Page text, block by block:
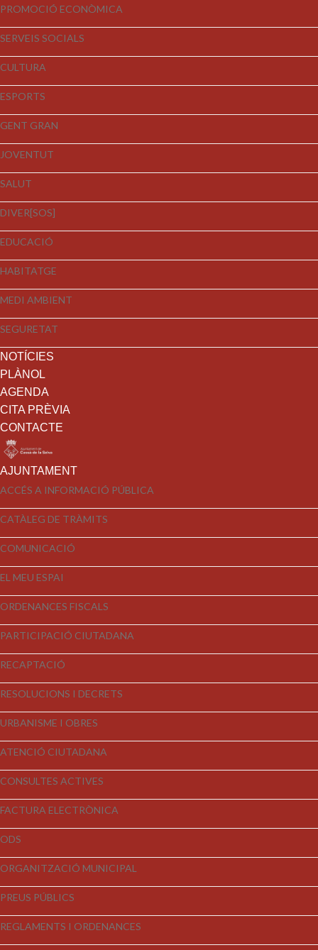
PROMOCIÓ ECONÒMICA
SERVEIS SOCIALS
CULTURA
ESPORTS
GENT GRAN
JOVENTUT
SALUT
DIVER[SOS]
EDUCACIÓ
HABITATGE
MEDI AMBIENT
SEGURETAT
NOTÍCIES
PLÀNOL
AGENDA
CITA PRÈVIA
CONTACTE
AJUNTAMENT
ACCÉS A INFORMACIÓ PÚBLICA
CATÀLEG DE TRÀMITS
COMUNICACIÓ
EL MEU ESPAI
ORDENANCES FISCALS
PARTICIPACIÓ CIUTADANA
RECAPTACIÓ
RESOLUCIONS I DECRETS
URBANISME I OBRES
ATENCIÓ CIUTADANA
CONSULTES ACTIVES
FACTURA ELECTRÒNICA
ODS
ORGANITZACIÓ MUNICIPAL
PREUS PÚBLICS
REGLAMENTS I ORDENANCES